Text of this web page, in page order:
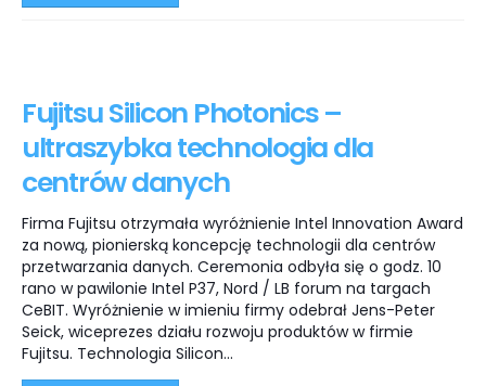
Fujitsu Silicon Photonics –
ultraszybka technologia dla
centrów danych
Firma Fujitsu otrzymała wyróżnienie Intel Innovation Award
za nową, pionierską koncepcję technologii dla centrów
przetwarzania danych. Ceremonia odbyła się o godz. 10
rano w pawilonie Intel P37, Nord / LB forum na targach
CeBIT. Wyróżnienie w imieniu firmy odebrał Jens-Peter
Seick, wiceprezes działu rozwoju produktów w firmie
Fujitsu. Technologia Silicon...